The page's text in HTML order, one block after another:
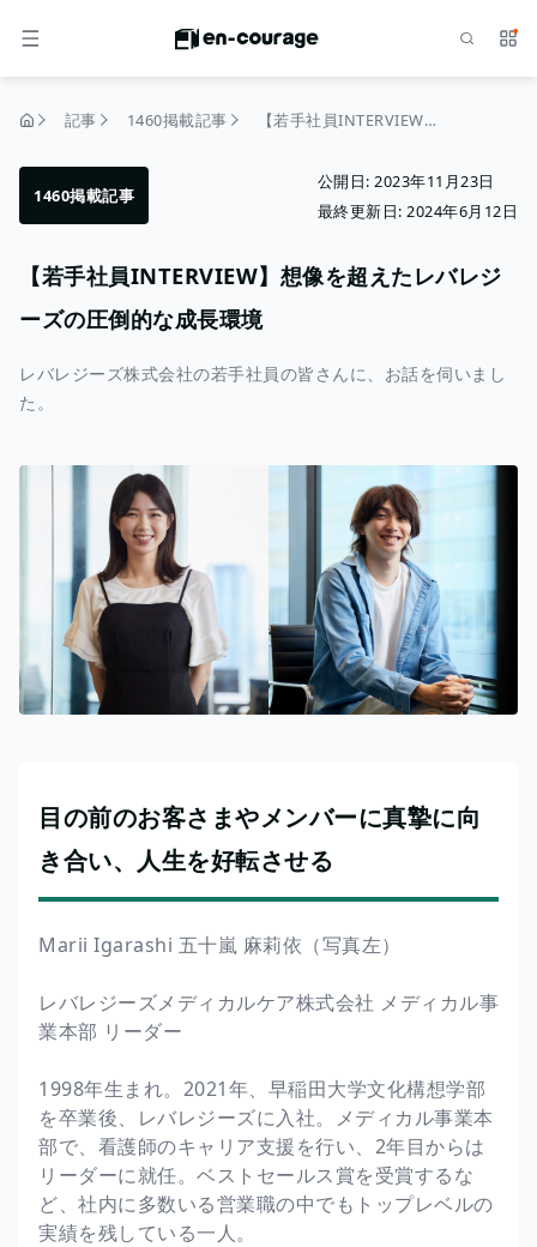
メニュー サ
記事 1460掲載記事 【若手社員INTERVIEW】想像を超えたレバレジーズの圧倒的な成長環境
1460掲載記事
公開日: 2023年11月23日
最終更新日: 2024年6月12日
【若手社員INTERVIEW】想像を超えたレバレジ
ーズの圧倒的な成長環境
レバレジーズ株式会社の若手社員の皆さんに、お話を伺いまし
た。
目の前のお客さまやメンバーに真摯に向
き合い、人生を好転させる
Marii Igarashi 五十嵐 麻莉依（写真左）
レバレジーズメディカルケア株式会社 メディカル事
業本部 リーダー
1998年生まれ。2021年、早稲田大学文化構想学部
を卒業後、レバレジーズに入社。メディカル事業本
部で、看護師のキャリア支援を行い、2年目からは
リーダーに就任。ベストセールス賞を受賞するな
ど、社内に多数いる営業職の中でもトップレベルの
実績を残している一人。